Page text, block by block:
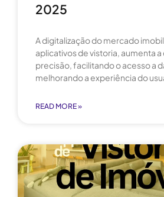
2025
A digitalização do mercado
aplicativos de vistoria, aumenta
precisão, facilitando o acesso a
melhorando a experiência do
READ MORE »